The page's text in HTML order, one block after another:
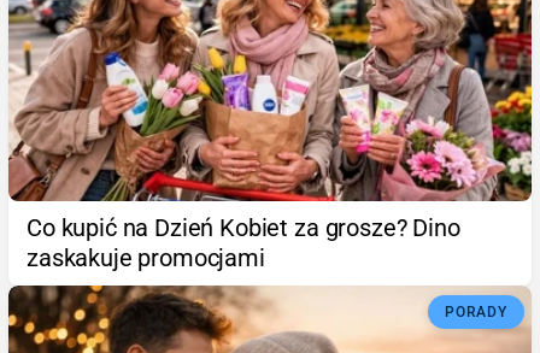
Co kupić na Dzień Kobiet za grosze? Dino
zaskakuje promocjami
PORADY